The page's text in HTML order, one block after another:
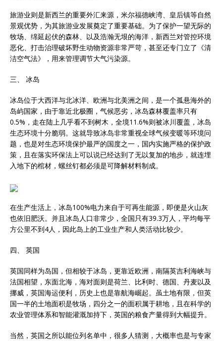
旅游业则是新西兰的重要外汇来源，米尔福德峡湾、皇后镇等自然
景观优势，为其旅游业发展奠定了重要基础。为了保护一望无际的
牧场、绵延起伏的森林、以及浩瀚无垠的海洋，新西兰对管控环境
恶化、打击治理破坏野生动物资源非常严苛，甚至还专门立了《清
洁空气法》，用来管理调节大气污染源。
三、 冰岛
冰岛位于大西洋与北冰洋、欧洲与北美洲之间，是一个孤悬海外的
岛屿国家，由于靠近北极圈，气候恶劣，冰岛森林覆盖率只有
0.5%，走在陆上几乎看不到树木，全境11.6%则被冰川覆盖，冰岛
生态环境十分脆弱。这就导致冰岛非常重视全球气候变暖等环境问
题，也是对生态环境保护最严的国度之一，国内实施严格的保护政
策，且在落实环保法上可以说已经达到了无以复加的地步，就连埋
入地下的棺材，螺丝钉都必须是可降解材料制成。
在生产生活上，冰岛100%电力来自于可再生能源，即便是火山灰
也依旧肥沃。并且冰岛人口非常少，全国只有39.3万人，平均每平
方公里不到4人，因此岛上的工业生产和人类活动比较少。
四、 英国
英国同样为岛国，但相较于冰岛，更靠近欧洲，南隔英吉利海峡与
法国相望，东面北海，海对面则是荷兰、比利时、德国、丹麦以及
挪威，英国海运便利，历史上也是靠航海崛起。虽土地有限，但英
国一半的土地面积是牧场，四分之一的面积属于耕地，且在科学的
农业管理体系和智能灌溉加持下，英国的粮食产量得到大幅提升。
当然，英国之所以能位列名单中，很多人猜测，大概率也是与专家